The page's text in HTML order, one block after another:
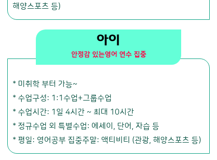
해양스포츠 등)
아이
안정감 있는영어 연수 집중
* 미취학 부터 가능~
* 수업구성: 1:1수업+그룹수업
* 수업시간: 1일 4시간 ~ 최대 10시간
* 정규수업 외 특별수업: 에세이, 단어, 자습 등
* 평일: 영어공부 집중주말: 액티비티 (관광, 해양스포츠 등)